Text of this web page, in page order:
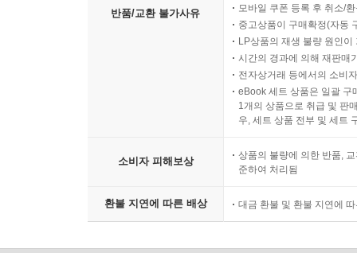
반품/교환 불가사유
모바일 쿠폰 등록 후 취소/
중고상품이 구매확정(자동
LP상품의 재생 불량 원인
시간의 경과에 의해 재판매
전자상거래 등에서의 소비
eBook 세트 상품은 일괄 구
1개의 상품으로 취급 및 판
우, 세트 상품 전부 및 세트
소비자 피해보상
상품의 불량에 의한 반품,
준하여 처리됨
환불 지연에 따른 배상 대금 환불 및 환불 지연에